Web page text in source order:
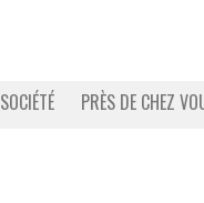
SOCIÉTÉ PRÈS DE CHEZ